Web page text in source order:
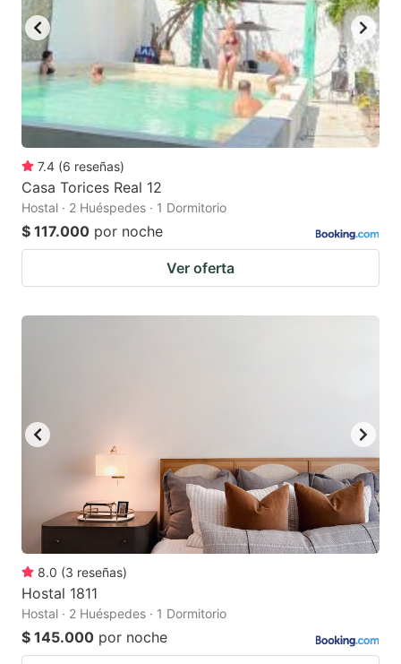
7.4 (6 reseñas)
Casa Torices Real 12
Hostal · 2 Huéspedes · 1 Dormitorio
$ 117.000 por noche
Ver oferta
8.0 (3 reseñas)
Hostal 1811
Hostal · 2 Huéspedes · 1 Dormitorio
$ 145.000 por noche